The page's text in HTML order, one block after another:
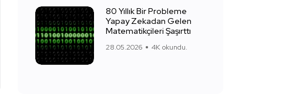
80 Yıllık Bir Probleme
Yapay Zekadan Gelen
Matematikçileri Şaşırttı
28.05.2026 4K okundu.